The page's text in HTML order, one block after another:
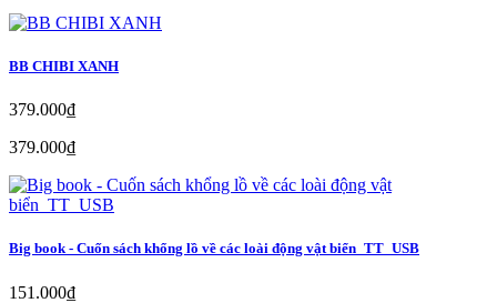
BB CHIBI XANH
379.000₫
379.000₫
Big book - Cuốn sách khổng lồ về các loài động vật biển_TT_USB
151.000₫